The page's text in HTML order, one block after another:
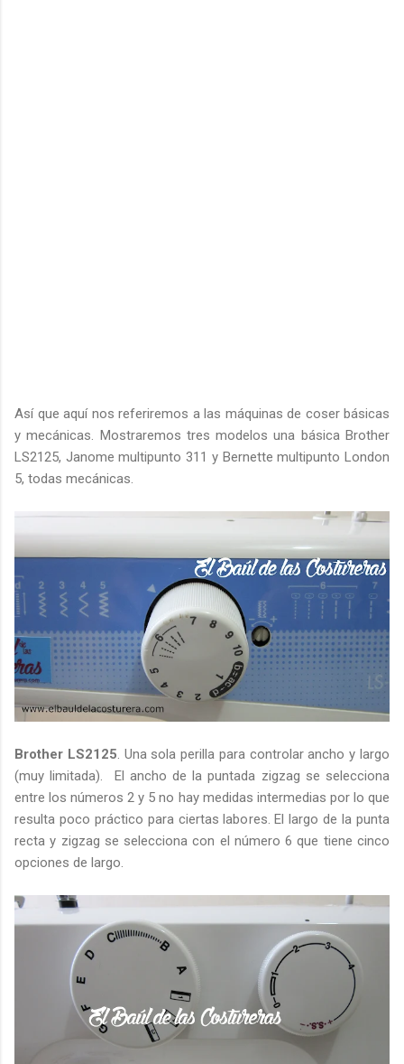
Así que aquí nos referiremos a las máquinas de coser básicas
y mecánicas. Mostraremos tres modelos una básica Brother
LS2125, Janome multipunto 311 y Bernette multipunto London
5, todas mecánicas.
Brother LS2125. Una sola perilla para controlar ancho y largo
(muy limitada). El ancho de la puntada zigzag se selecciona
entre los números 2 y 5 no hay medidas intermedias por lo que
resulta poco práctico para ciertas labores. El largo de la punta
recta y zigzag se selecciona con el número 6 que tiene cinco
opciones de largo.